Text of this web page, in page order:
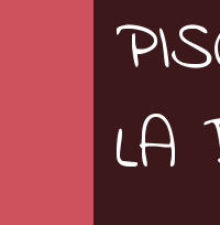
LA